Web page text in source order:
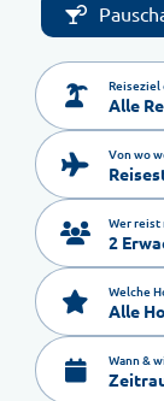
Von wo
Wer reist
2
Welche
Alle
Wann &